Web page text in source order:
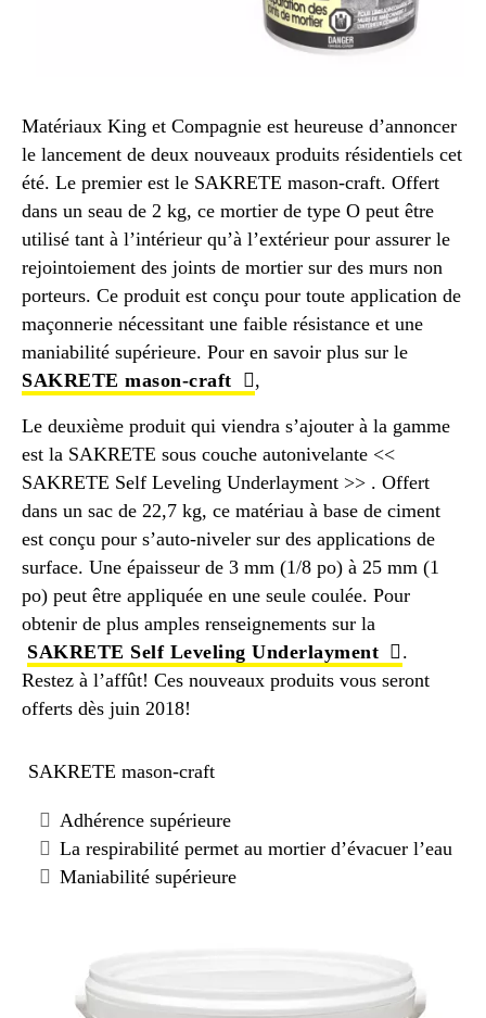
Matériaux King et Compagnie est heureuse d’annoncer
le lancement de deux nouveaux produits résidentiels cet
été. Le premier est le SAKRETE mason-craft. Offert
dans un seau de 2 kg, ce mortier de type O peut être
utilisé tant à l’intérieur qu’à l’extérieur pour assurer le
rejointoiement des joints de mortier sur des murs non
porteurs. Ce produit est conçu pour toute application de
maçonnerie nécessitant une faible résistance et une
maniabilité supérieure. Pour en savoir plus sur le
SAKRETE mason-craft
,
Le deuxième produit qui viendra s’ajouter à la gamme
est la SAKRETE sous couche autonivelante <<
SAKRETE Self Leveling Underlayment >> . Offert
dans un sac de 22,7 kg, ce matériau à base de ciment
est conçu pour s’auto-niveler sur des applications de
surface. Une épaisseur de 3 mm (1/8 po) à 25 mm (1
po) peut être appliquée en une seule coulée. Pour
obtenir de plus amples renseignements sur la
SAKRETE Self Leveling Underlayment
.
Restez à l’affût! Ces nouveaux produits vous seront
offerts dès juin 2018!
SAKRETE mason-craft
Adhérence supérieure
La respirabilité permet au mortier d’évacuer l’eau
Maniabilité supérieure